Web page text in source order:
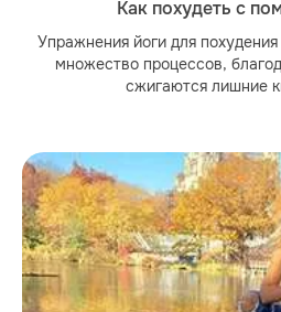
Как похудеть с
Упражнения йоги для
множество процессов,
сжигаются лишние